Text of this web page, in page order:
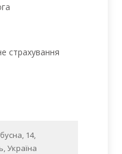
страхування
14,
Україна